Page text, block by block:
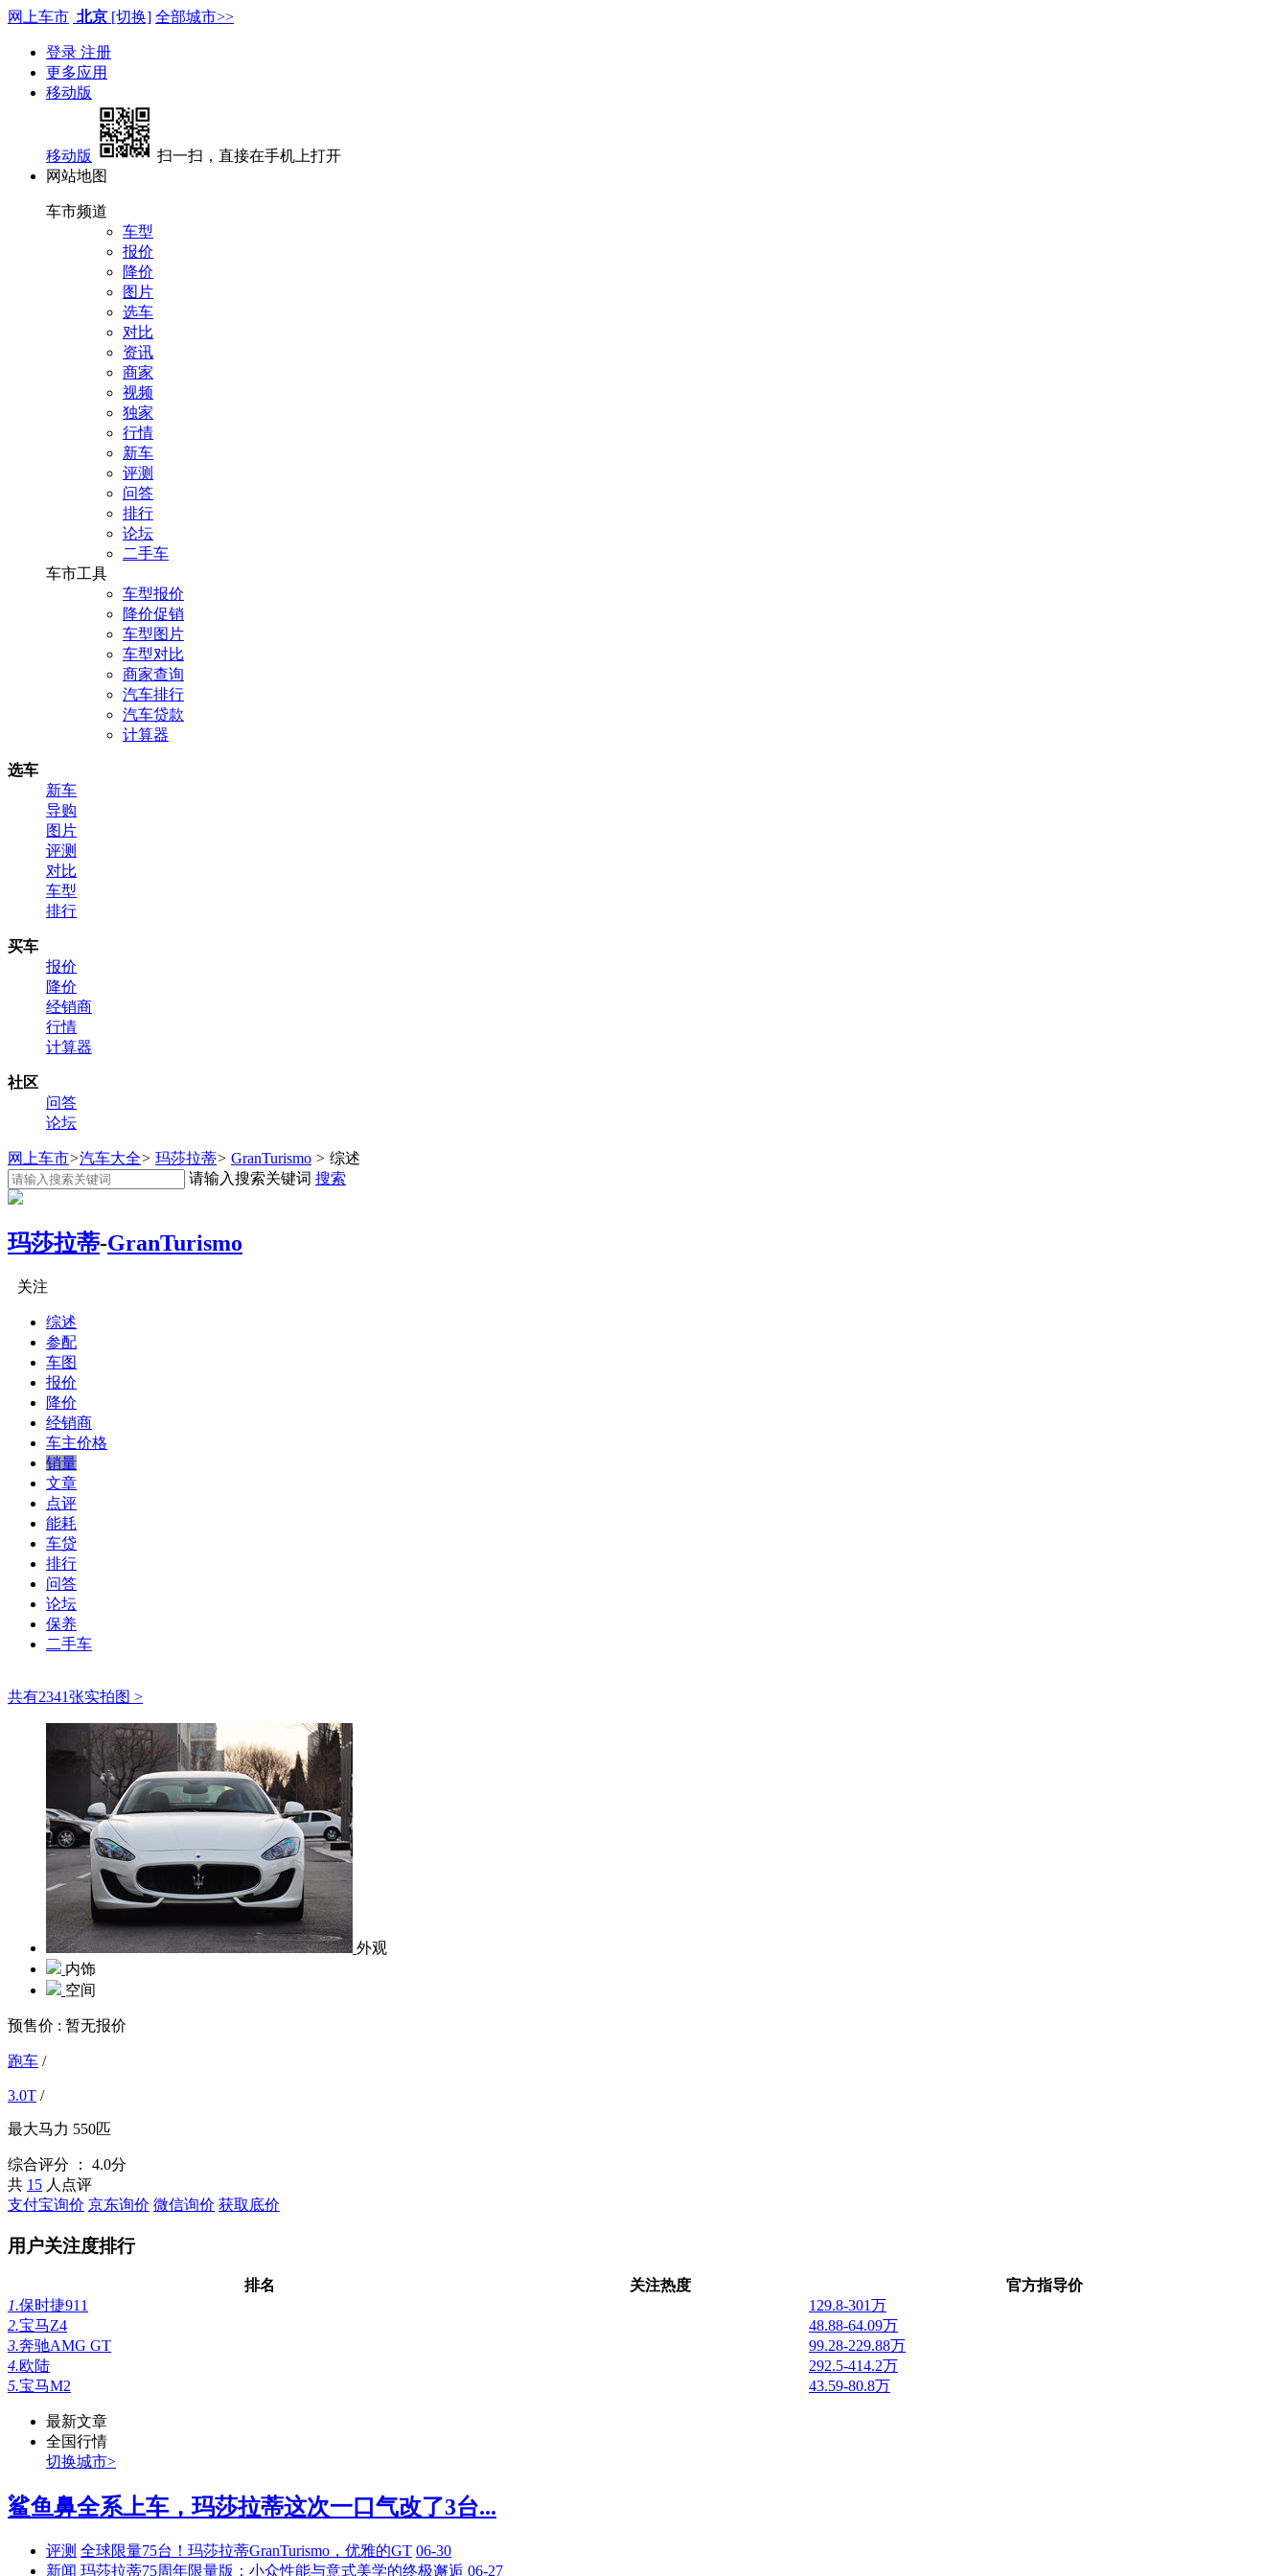
网上车市 北京 [切换] 全部城市>>
登录 注册
更多应用
移动版
移动版
扫一扫，直接在手机上打开
网站地图
车市频道
车型
报价
降价
图片
选车
对比
资讯
商家
视频
独家
行情
新车
评测
问答
排行
论坛
二手车
车市工具
车型报价
降价促销
车型图片
车型对比
商家查询
汽车排行
汽车贷款
计算器
选车
新车
导购
图片
评测
对比
车型
排行
买车
报价
降价
经销商
行情
计算器
社区
问答
论坛
网上车市>汽车大全> 玛莎拉蒂> GranTurismo > 综述
请输入搜索关键词 搜索
玛莎拉蒂-GranTurismo
关注
综述
参配
车图
报价
降价
经销商
车主价格
销量
文章
点评
能耗
车贷
排行
问答
论坛
保养
二手车
共有2341张实拍图 >
外观
内饰
空间
预售价 : 暂无报价
跑车 /
3.0T /
最大马力 550匹
综合评分 ：
4.0分
共 15 人点评
支付宝询价 京东询价 微信询价 获取底价
用户关注度排行
排名 关注热度
官方指导价
1.保时捷911
129.8-301万
2.宝马Z4
48.88-64.09万
3.奔驰AMG GT
99.28-229.88万
4.欧陆
292.5-414.2万
5.宝马M2 43.59-80.8万
最新文章
全国行情
切换城市>
鲨鱼鼻全系上车，玛莎拉蒂这次一口气改了3台...
评测 全球限量75台！玛莎拉蒂GranTurismo，优雅的GT 06-30
新闻 玛莎拉蒂75周年限量版：小众性能与意式美学的终极邂逅 06-27